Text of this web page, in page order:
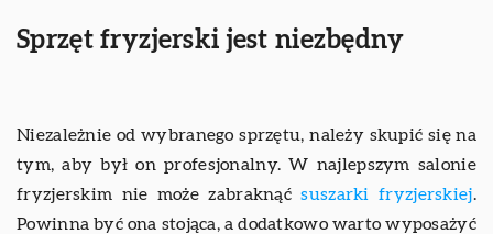
Sprzęt fryzjerski jest niezbędny
Niezależnie od wybranego sprzętu, należy skupić się na
tym, aby był on profesjonalny. W najlepszym salonie
fryzjerskim nie może zabraknąćsuszarki fryzjerskiej.
Powinna być ona stojąca, a dodatkowo warto wyposażyć